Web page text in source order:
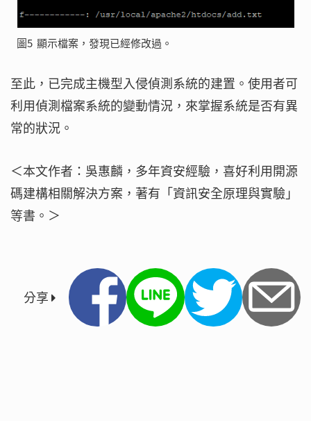
圖5 顯示檔案，發現已經修改過。
至此，已完成主機型入侵偵測系統的建置。使用者可
利用偵測檔案系統的變動情況，來掌握系統是否有異
常的狀況。
＜本文作者：吳惠麟，多年資安經驗，喜好利用開源
碼建構相關解決方案，著有「資訊安全原理與實驗」
等書。＞
分享